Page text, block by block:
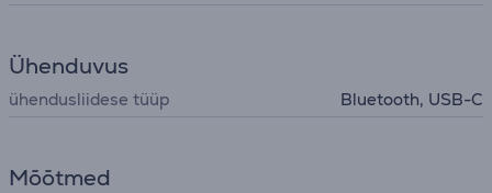
Ühenduvus
ühendusliidese tüüp Bluetooth, USB-C
Mõõtmed